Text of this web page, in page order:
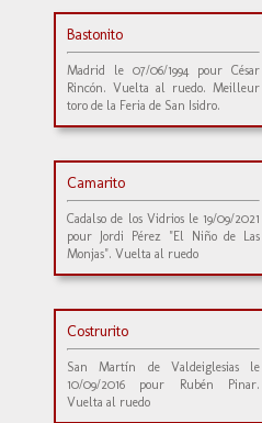
Bastonito
Madrid le 07/06/1994 pour César
Rincón. Vuelta al ruedo. Meilleur
toro de la Feria de San Isidro.
Camarito
Cadalso de los Vidrios le 19/09/2021
pour Jordi Pérez "El Niño de Las
Monjas". Vuelta al ruedo
Costrurito
San Martín de Valdeiglesias le
10/09/2016 pour Rubén Pinar.
Vuelta al ruedo